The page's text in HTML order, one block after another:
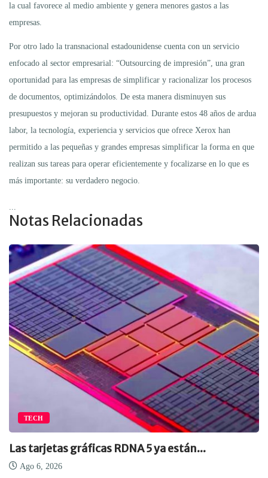
la cual favorece al medio ambiente y genera menores gastos a las
empresas.
Por otro lado la transnacional estadounidense cuenta con un servicio
enfocado al sector empresarial: “Outsourcing de impresión”, una gran
oportunidad para las empresas de simplificar y racionalizar los procesos
de documentos, optimizándolos. De esta manera disminuyen sus
presupuestos y mejoran su productividad. Durante estos 48 años de ardua
labor, la tecnología, experiencia y servicios que ofrece Xerox han
permitido a las pequeñas y grandes empresas simplificar la forma en que
realizan sus tareas para operar eficientemente y focalizarse en lo que es
más importante: su verdadero negocio.
Notas Relacionadas
TECH
Las tarjetas gráficas RDNA 5 ya están...
Ago 6, 2026